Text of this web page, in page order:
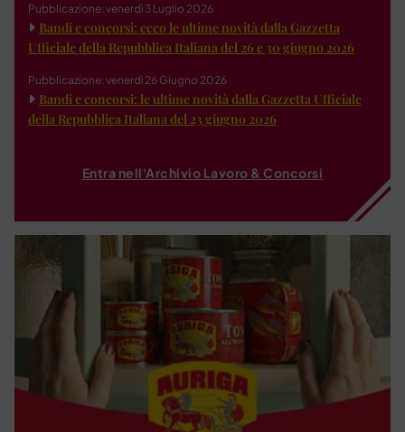
Pubblicazione: venerdì 3 Luglio 2026
Bandi e concorsi: ecco le ultime novità dalla Gazzetta
Ufficiale della Repubblica Italiana del 26 e 30 giugno 2026
Pubblicazione: venerdì 26 Giugno 2026
Bandi e concorsi: le ultime novità dalla Gazzetta Ufficiale
della Repubblica Italiana del 23 giugno 2026
Entra nell'Archivio Lavoro & Concorsi